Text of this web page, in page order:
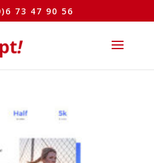
73 47 90 56